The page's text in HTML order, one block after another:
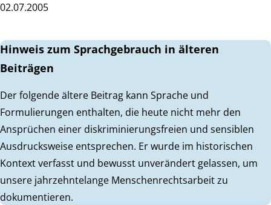
02.07.2005
Hinweis zum Sprachgebrauch in älteren
Beiträgen
Der folgende ältere Beitrag kann Sprache und
Formulierungen enthalten, die heute nicht mehr den
Ansprüchen einer diskriminierungsfreien und sensiblen
Ausdrucksweise entsprechen. Er wurde im historischen
Kontext verfasst und bewusst unverändert gelassen, um
unsere jahrzehntelange Menschenrechtsarbeit zu
dokumentieren.